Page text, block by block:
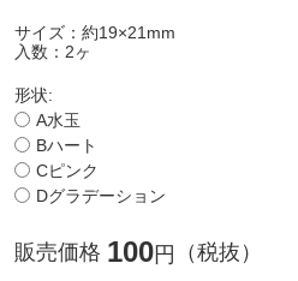
サイズ：約19×21mm
入数：2ヶ
形状:
A水玉
Bハート
Cピンク
Dグラデーション
販売価格 100円 （税抜）